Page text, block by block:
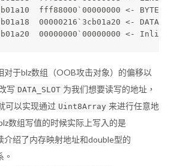
fff88000`00000000 <-
00000216`3cb01a20 <-
00000000`00000000 <-
对于blz数组（OOB攻击对象）的偏移以
写 DATA_SLOT 为我们想要读写的地址，
可以实现通过 Uint8Array 来进行任意地
数组写值的时候实际上写入的是
介绍了内存映射地址和double型的
。